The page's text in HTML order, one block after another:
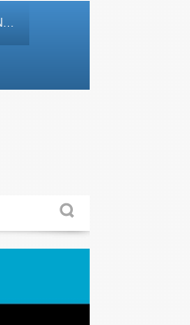
entretenimiento